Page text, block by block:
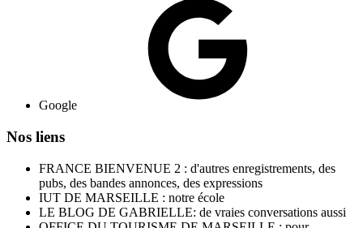
Google
Nos liens
FRANCE BIENVENUE 2 : d'autres enregistrements, des
pubs, des bandes annonces, des expressions
IUT DE MARSEILLE : notre école
LE BLOG DE GABRIELLE: de vraies conversations aussi